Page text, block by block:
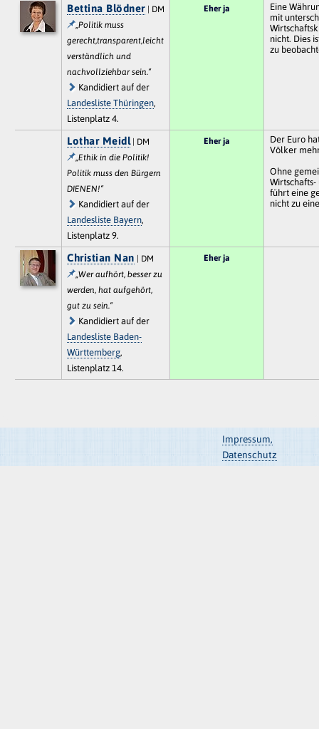
Bettina Blödner| DM
„Politik muss
gerecht,transparent,leicht
verständlich und
nachvollziehbar sein.“
Kandidiert auf der
Landesliste Thüringen,
Listenplatz 4.
Eher ja
Eine
mit
nicht. Dies
zu
Lothar Meidl| DM
„Ethik in die Politik!
Politik muss den Bürgern
DIENEN!“
Kandidiert auf der
Landesliste Bayern,
Listenplatz 9.
Eher ja
Der Euro
Völker
Ohne
führt eine
nicht zu
Christian Nan | DM
„Wer aufhört, besser zu
werden, hat aufgehört,
gut zu sein.“
Kandidiert auf der
Landesliste Baden-
Württemberg,
Listenplatz 14.
Eher ja
Impressum,
Datenschutz